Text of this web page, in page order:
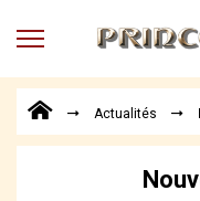
MENU
Points
de
Actualités